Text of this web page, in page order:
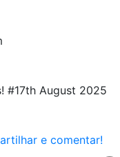
#17th August 2025
e comentar!